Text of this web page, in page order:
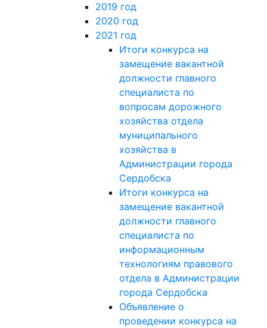
2019 год
2020 год
2021 год
Итоги конкурса на
замещение вакантной
должности главного
специалиста по
вопросам дорожного
хозяйства отдела
муниципального
хозяйства в
Администрации города
Сердобска
Итоги конкурса на
замещение вакантной
должности главного
специалиста по
информационным
технологиям правового
отдела в Администрации
города Сердобска
Объявление о
проведении конкурса на